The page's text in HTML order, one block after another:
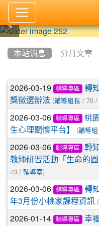
本站消息 分月文章
文章列表
2026-03-19 輔導專區
轉
獎徵選辦法 (輔導組長 / 70 /
2026-03-06 輔導專區
桃
生心理關懷平台】
(輔導組
2026-03-06 輔導專區
轉
教師研習活動「生命的
73 / 輔導室)
2026-03-06 輔導專區
轉
年3月份小桃家課程資訊 (
2026-01-14 輔導專區 幸